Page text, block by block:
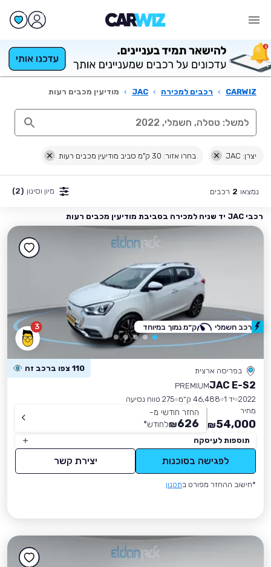
CARWIZ
› רכבים למכירה ›
JAC
› מודיעין מכבים רעות
יצרן: JAC בחרו אזור: 30 ק"מ סביב מודיעין מכבים רעות
נמצאו 2 רכבים מיון וסינון (2)
רכבי JAC יד שניה למכירה בסביבת מודיעין מכבים רעות
3
בפריסה ארצית 110 צפו ברכב זה
JAC E-S2
PREMIUM
2022 יד 1 46,488 ק״מ
275 טווח נסיעה
מחיר
54,000
₪
החזר חודשי מ-
626
₪לחודש*
תוספות לעיסקה
לפגישה בסוכנות יצירת קשר
*חישוב ההחזר מפורט בתקנון
רכב חשמלי ק״מ נמוך במיוחד